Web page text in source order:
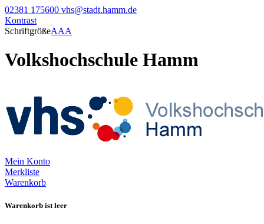
02381 175600 vhs@stadt.hamm.de
Kontrast
SchriftgrößeAAA
Volkshochschule Hamm
Mein Konto
Merkliste
Warenkorb
Warenkorb ist leer